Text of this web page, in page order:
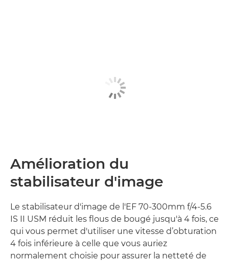
Amélioration du
stabilisateur d'image
Le stabilisateur d'image de l'EF 70-300mm f/4-5.6
IS II USM réduit les flous de bougé jusqu'à 4 fois, ce
qui vous permet d'utiliser une vitesse d’obturation
4 fois inférieure à celle que vous auriez
normalement choisie pour assurer la netteté de